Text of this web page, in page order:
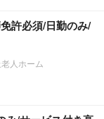
許必須/日勤のみ/
人ホーム